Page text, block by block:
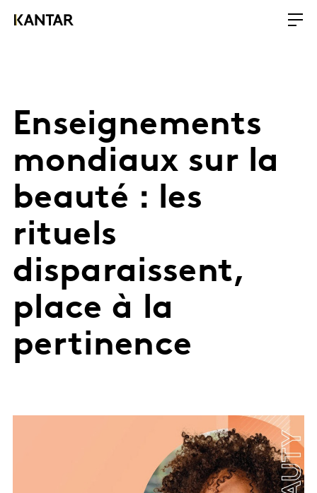
Enseignements
mondiaux sur la
beauté : les
rituels
disparaissent,
place à la
pertinence